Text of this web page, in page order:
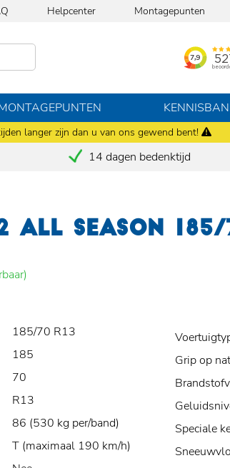
langer zijn dan u van ons gewend bent!
Helpcenter Montagepunten
14 dagen bedenktijd
ALL SEASON
185/70 R13
185
70
R13
86 (530 kg per/band)
T (maximaal 190 km/h)
Grip op
Speciale